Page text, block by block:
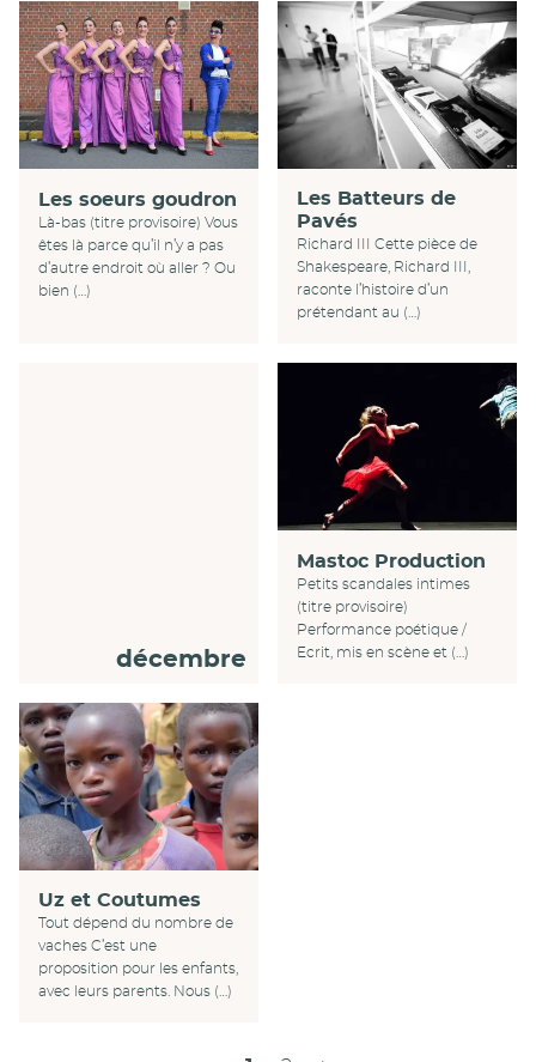
Les soeurs goudron
Là-bas (titre provisoire) Vous
êtes là parce qu’il n’y a pas
d’autre endroit où aller ? Ou
bien (…)
Les Batteurs de
Pavés
Richard III Cette pièce de
Shakespeare, Richard III,
raconte l’histoire d’un
prétendant au (…)
décembre
Mastoc Production
Petits scandales intimes
(titre provisoire)
Performance poétique /
Ecrit, mis en scène et (…)
Uz et Coutumes
Tout dépend du nombre de
vaches C’est une
proposition pour les enfants,
avec leurs parents. Nous (…)